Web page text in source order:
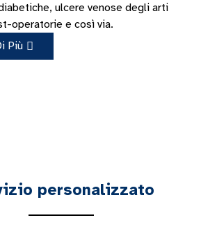
ulcere venose degli arti
operatorie e così via.
Più
personalizzato